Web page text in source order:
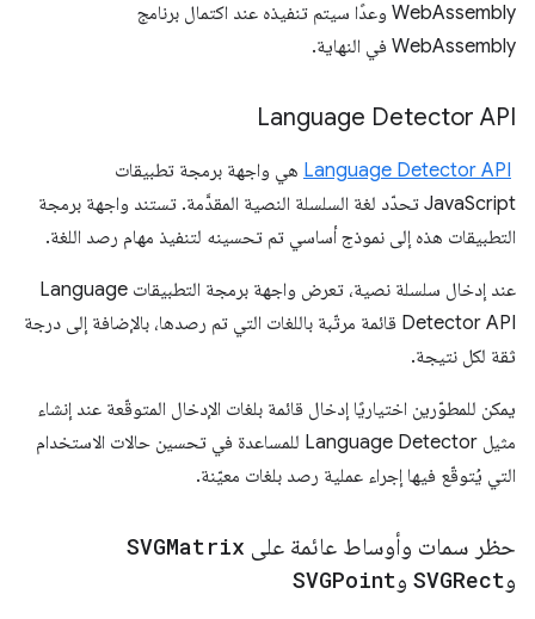
WebAssembly وعدًا سيتم تنفيذه عند اكتمال برنامج
WebAssembly في النهاية.
Language Detector API
Language Detector API هي واجهة برمجة تطبيقات
JavaScript تحدّد لغة السلسلة النصية المقدَّمة. تستند واجهة برمجة
التطبيقات هذه إلى نموذج أساسي تم تحسينه لتنفيذ مهام رصد اللغة.
عند إدخال سلسلة نصية، تعرض واجهة برمجة التطبيقات Language
Detector API قائمة مرتّبة باللغات التي تم رصدها، بالإضافة إلى درجة
ثقة لكل نتيجة.
يمكن للمطوّرين اختياريًا إدخال قائمة بلغات الإدخال المتوقّعة عند إنشاء
مثيل Language Detector للمساعدة في تحسين حالات الاستخدام
التي يُتوقّع فيها إجراء عملية رصد بلغات معيّنة.
حظر سمات وأوساط عائمة على SVGMatrix
وSVGRect وSVGPoint